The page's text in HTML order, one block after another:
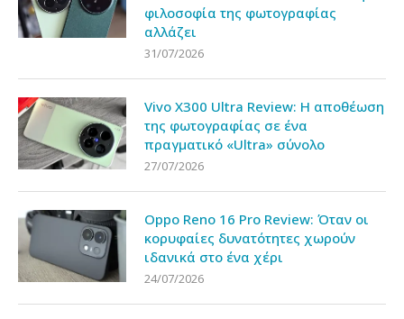
φιλοσοφία της φωτογραφίας
αλλάζει
31/07/2026
Vivo X300 Ultra Review: Η αποθέωση
της φωτογραφίας σε ένα
πραγματικό «Ultra» σύνολο
27/07/2026
Oppo Reno 16 Pro Review: Όταν οι
κορυφαίες δυνατότητες χωρούν
ιδανικά στο ένα χέρι
24/07/2026